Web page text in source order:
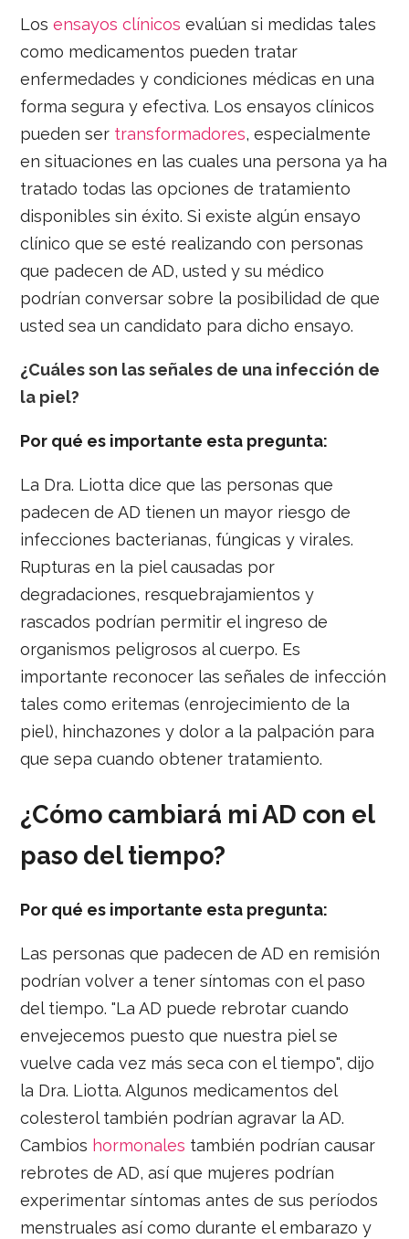
Losensayos clínicos evalúan si medidas tales
como medicamentos pueden tratar
enfermedades y condiciones médicas en una
forma segura y efectiva. Los ensayos clínicos
pueden ser transformadores, especialmente
en situaciones en las cuales una persona ya ha
tratado todas las opciones de tratamiento
disponibles sin éxito. Si existe algún ensayo
clínico que se esté realizando con personas
que padecen de AD, usted y su médico
podrían conversar sobre la posibilidad de que
usted sea un candidato para dicho ensayo.
¿Cuáles son las señales de una infección de
la piel?
Por qué es importante esta pregunta:
La Dra. Liotta dice que las personas que
padecen de AD tienen un mayor riesgo de
infecciones bacterianas, fúngicas y virales.
Rupturas en la piel causadas por
degradaciones, resquebrajamientos y
rascados podrían permitir el ingreso de
organismos peligrosos al cuerpo. Es
importante reconocer las señales de infección
tales como eritemas (enrojecimiento de la
piel), hinchazones y dolor a la palpación para
que sepa cuando obtener tratamiento.
¿Cómo cambiará mi AD con el
paso del tiempo?
Por qué es importante esta pregunta:
Las personas que padecen de AD en remisión
podrían volver a tener síntomas con el paso
del tiempo. "La AD puede rebrotar cuando
envejecemos puesto que nuestra piel se
vuelve cada vez más seca con el tiempo", dijo
la Dra. Liotta. Algunos medicamentos del
colesterol también podrían agravar la AD.
Cambios hormonales también podrían causar
rebrotes de AD, así que mujeres podrían
experimentar síntomas antes de sus períodos
menstruales así como durante el embarazo y